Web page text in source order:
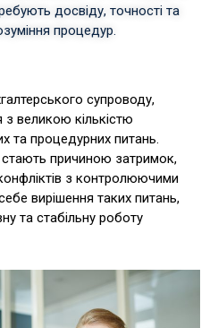
досвіду, точності та
процедур.
супроводу,
великою кількістю
та процедурних питань.
стають причиною затримок,
з контролюючими
вирішення таких питань,
та стабільну роботу